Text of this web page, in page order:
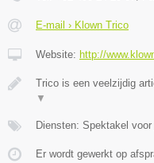
E-mail › Klown Trico
Website: http://
Trico is een veelzijdig
▼
Diensten: Spektakel
Er wordt gewerkt op